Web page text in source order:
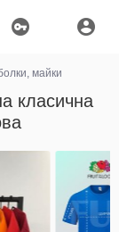
майки
класична